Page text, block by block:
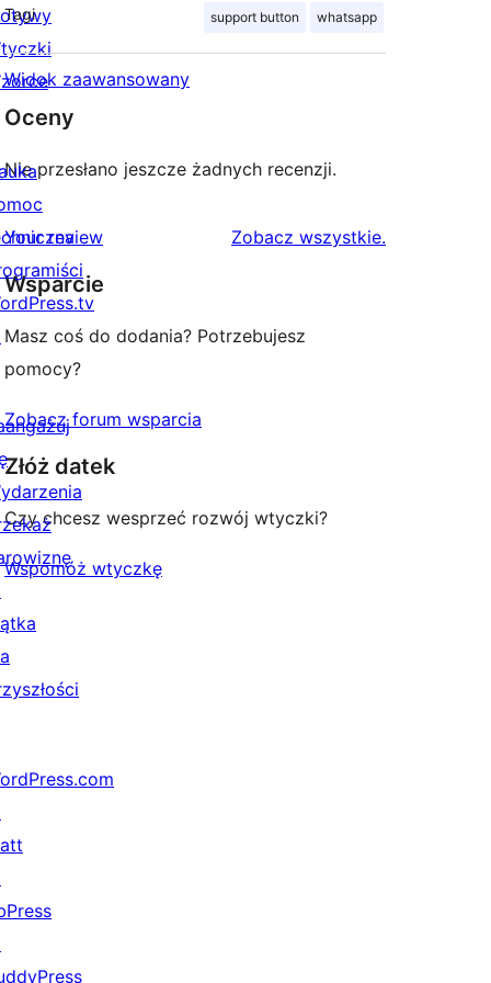
Tagi support button whatsapp
Widok zaawansowany
Oceny
Nie przesłano jeszcze żadnych recenzji.
Your review Zobacz wszystkierecenzje
.
Wsparcie
Masz coś do dodania? Potrzebujesz
pomocy?
Zobacz forum wsparcia
Złóż datek
Czy chcesz wesprzeć rozwój wtyczki?
Wspomóż wtyczkę